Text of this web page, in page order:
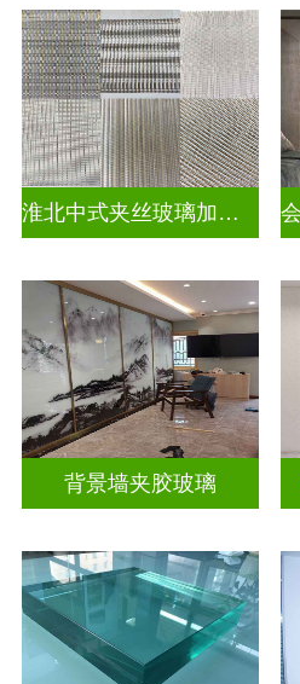
淮北中式夹丝玻璃加工点
背景墙夹胶玻璃